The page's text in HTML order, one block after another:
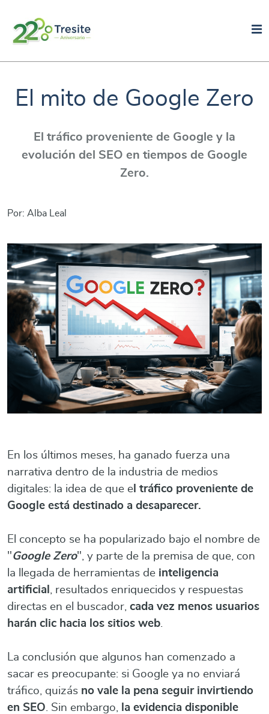
El mito de Google Zero
El tráfico proveniente de Google y la
evolución del SEO en tiempos de Google
Zero.
Por: Alba Leal
En los últimos meses, ha ganado fuerza una
narrativa dentro de la industria de medios
digitales: la idea de que e l tráfico proveniente de
Google está destinado a desaparecer.
El concepto se ha popularizado bajo el nombre de
"Google Zero", y parte de la premisa de que, con
la llegada de herramientas de inteligencia
artificial
, resultados enriquecidos y respuestas
directas en el buscador, cada vez menos usuarios
harán clic hacia los sitios web
La conclusión que algunos han comenzado a
sacar es preocupante: si Google ya no enviará
tráfico, quizás no vale la pena seguir invirtiendo
en SEO . Sin embargo,
la evidencia disponible